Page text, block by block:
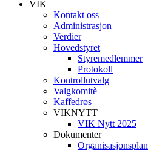
VIK
Kontakt oss
Administrasjon
Verdier
Hovedstyret
Styremedlemmer
Protokoll
Kontrollutvalg
Valgkomitè
Kaffedrøs
VIKNYTT
VIK Nytt 2025
Dokumenter
Organisasjonsplan